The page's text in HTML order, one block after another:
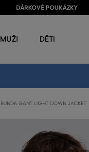
DÁRKOVÉ POUKÁZKY
MUŽI DĚTI
BUNDA GANT LIGHT DOWN JACKET